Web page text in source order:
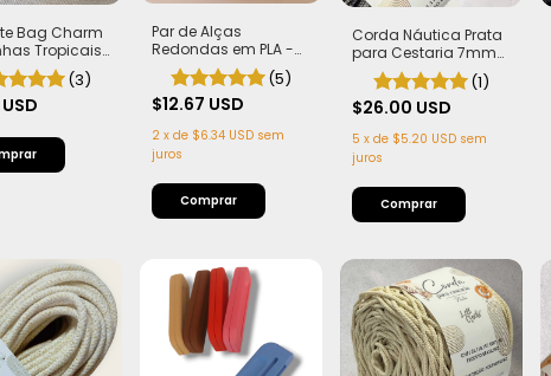
Bag Charm
Tropicais
Morango e
Silvestres)(3)
Par de Alças
Redondas em PLA -
15 cm | Artesanal,
Leve e Sustentável
(5)
$12.67 USD
2 x de $6.34 USD sem
juros
Comprar
Corda Náutica Prata
para Cestaria 7mm
com Alma - Firme,
Leve e Estruturada |
50 metros
(1)
$26.00 USD
5 x de $5.20 USD sem
juros